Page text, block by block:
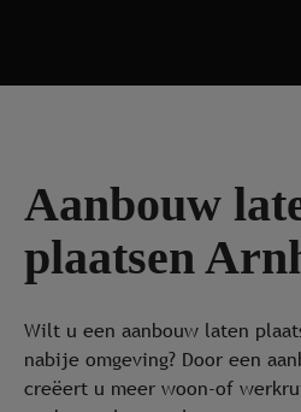
Aanbouw
plaatsen
Wilt u een aanbouw laten
nabije omgeving? Door een
creëert u meer woon-of